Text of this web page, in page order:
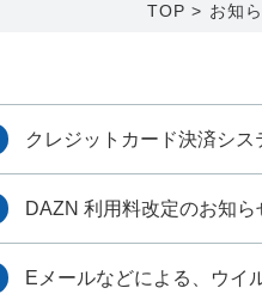
北海道函館市桔梗町379-31
番組情報
TOP > お知
クレジットカード決済シ
DAZN 利用料改定のお知ら
Eメールなどによる、ウイ